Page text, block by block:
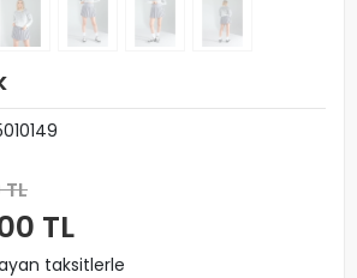
TL
taksitlerle